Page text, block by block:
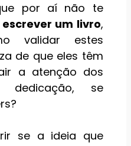
por aí não te
um livro,
validar estes
de que eles têm
a atenção dos
se
se a ideia que